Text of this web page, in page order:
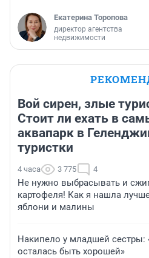
Екатерина Торопова
директор агентства
недвижимости
Вой сирен, злые
Стоит ли ехать в
аквапарк в
туристки
4 часа 3 775 4
Не нужно выбрасывать и
картофеля! Как я нашла
яблони и малины
Накипело у младшей сестры:
осталась быть хорошей»